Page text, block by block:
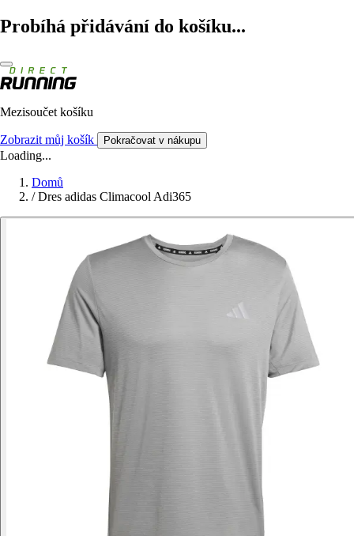
Probíhá přidávání do košíku...
Mezisoučet košíku
Zobrazit můj košík Pokračovat v nákupu
Loading...
Domů
/ Dres adidas Climacool Adi365